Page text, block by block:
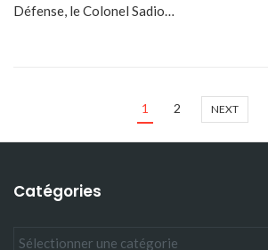
Défense, le Colonel Sadio…
1 2 NEXT
Catégories